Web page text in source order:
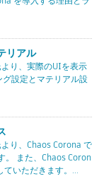
リアル
り、実際のUIを表示
設定とマテリアル設
り、Chaos Corona で
。 また、Chaos Coron
いただきます。...